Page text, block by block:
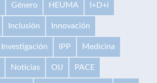
Género HEUMA I+D+i
Inclusión Innovación
Investigación IPP Medicina
Noticias OIJ PACE